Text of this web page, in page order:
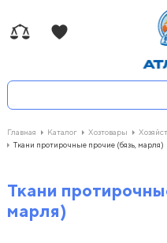
Главная Каталог Хозтовары
Ткани протирочные прочие (бязь, марля)
Ткани
марля)